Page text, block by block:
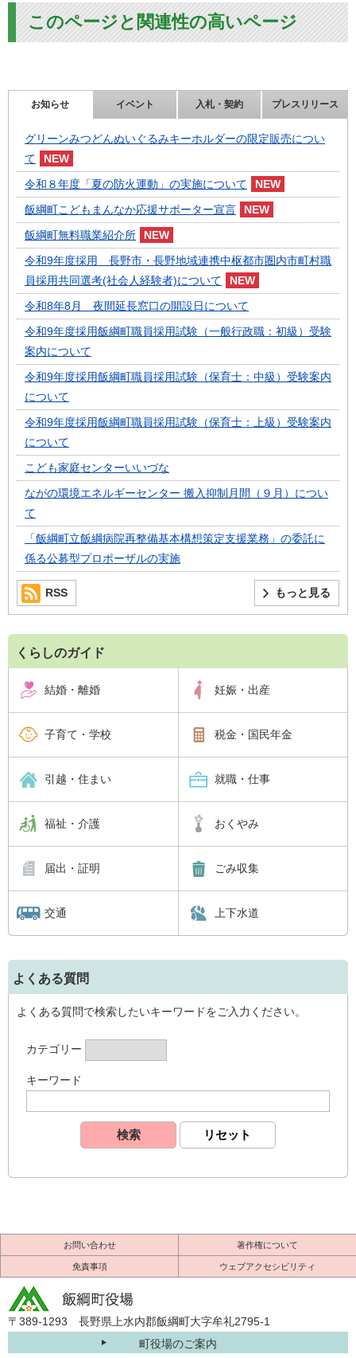
このページと関連性の高いページ
お知らせ イベント 入札・契約 プレスリリース
グリーンみつどんぬいぐるみキーホルダーの限定販売につい
て
令和８年度「夏の防火運動」の実施について
飯綱町こどもまんなか応援サポーター宣言
飯綱町無料職業紹介所
令和9年度採用 長野市・長野地域連携中枢都市圏内市町村職
員採用共同選考(社会人経験者)について
令和8年8月 夜間延長窓口の開設日について
令和9年度採用飯綱町職員採用試験（一般行政職：初級）受験
案内について
令和9年度採用飯綱町職員採用試験（保育士：中級）受験案内
について
令和9年度採用飯綱町職員採用試験（保育士：上級）受験案内
について
こども家庭センターいいづな
ながの環境エネルギーセンター 搬入抑制月間（９月）につい
て
「飯綱町立飯綱病院再整備基本構想策定支援業務」の委託に
係る公募型プロポーザルの実施
もっと見る
RSS
くらしのガイド
結婚・離婚 妊娠・出産
子育て・学校 税金・国民年金
引越・住まい 就職・仕事
福祉・介護 おくやみ
届出・証明 ごみ収集
交通 上下水道
よくある質問
よくある質問で検索したいキーワードをご入力ください。
カテゴリー
キーワード
お問い合わせ 著作権について
免責事項 ウェブアクセシビリティ
〒389-1293 長野県上水内郡飯綱町大字牟礼2795-1
町役場のご案内